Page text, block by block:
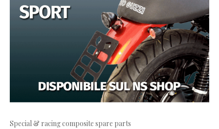
Special & racing composite spare parts